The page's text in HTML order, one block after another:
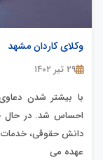
وکلای کاردان مشهد
۲۹ تیر ۱۴۰۲
با بیشتر شدن
احساس شد. در حال
دانش حقوقی، خدمات
عهده می